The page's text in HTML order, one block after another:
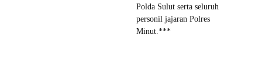
Polda Sulut serta seluruh
personil jajaran Polres
Minut.***